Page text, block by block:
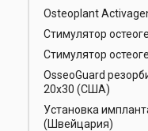
Osteoplant
Стимулятор
Стимулятор
OsseoGuard
20х30 (США)
Установка
(Швейцария)